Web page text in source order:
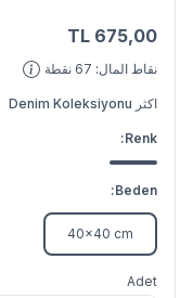
675,00
نقاط المال: 67 نقطة
اكثر Denim Koleksiyonu
Renk:
Beden:
40x40 cm
Adet